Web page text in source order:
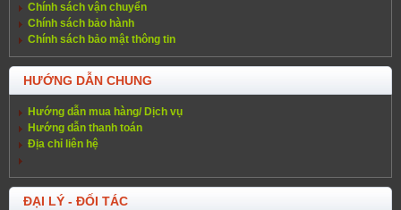
Chính sách vận chuyển
Chính sách bảo hành
Chính sách bảo mật thông tin
HƯỚNG DẪN CHUNG
Hướng dẫn mua hàng/ Dịch vụ
Hướng dẫn thanh toán
Địa chỉ liên hệ
ĐẠI LÝ - ĐỐI TÁC